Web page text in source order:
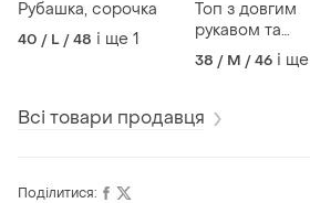
Рубашка, сорочка
40 / L / 48 і ще 1
Топ з довгим
рукавом та
зав'язками
38 / M / 46 і ще
Всі товари продавця
Поділитися: